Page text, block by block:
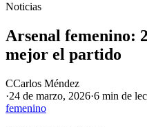
Noticias
Arsenal femenino:
mejor el partido
CCarlos Méndez
·24 de marzo, 2026·6 min de
femenino